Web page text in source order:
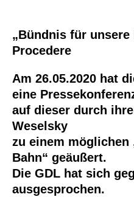
„Bündnis für unsere
Procedere
Am 26.05.2020 hat
eine
auf dieser durch
Weselsky
zu einem
Bahn“ geäußert.
Die GDL hat sich
ausgesprochen.